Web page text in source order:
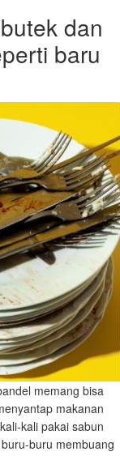
dan
baru
memang bisa
makanan
kali pakai sabun
buru membuang